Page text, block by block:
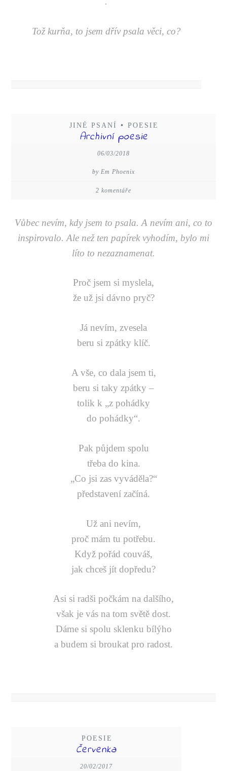
Tož kurňa, to jsem dřív psala věci, co?
JINÉ PSANÍ • POESIE
Archivní poesie
06/03/2018
by Em Phoenix
2 komentáře
Vůbec nevím, kdy jsem to psala. A nevím ani, co to
inspirovalo. Ale než ten papírek vyhodím, bylo mi
líto to nezaznamenat.
Proč jsem si myslela,
že už jsi dávno pryč?
Já nevím, zvesela
beru si zpátky klíč.
A vše, co dala jsem ti,
beru si taky zpátky –
tolik k „z pohádky
do pohádky“.
Pak půjdem spolu
třeba do kina.
„Co jsi zas vyváděla?“
představení začíná.
Už ani nevím,
proč mám tu potřebu.
Když pořád couváš,
jak chceš jít dopředu?
Asi si radši počkám na dalšího,
však je vás na tom světě dost.
Dáme si spolu sklenku bílýho
a budem si broukat pro radost.
POESIE
Červenka
20/02/2017